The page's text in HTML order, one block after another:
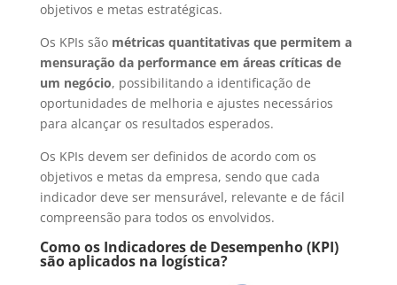
objetivos e metas estratégicas.
Os KPIs são métricas quantitativas que permitem a
mensuração da performance em áreas críticas de
um negócio, possibilitando a identificação de
oportunidades de melhoria e ajustes necessários
para alcançar os resultados esperados.
Os KPIs devem ser definidos de acordo com os
objetivos e metas da empresa, sendo que cada
indicador deve ser mensurável, relevante e de fácil
compreensão para todos os envolvidos.
Como os Indicadores de Desempenho (KPI)
são aplicados na logística?